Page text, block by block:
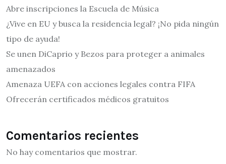
Abre inscripciones la Escuela de Música
¿Vive en EU y busca la residencia legal? ¡No pida ningún
tipo de ayuda!
Se unen DiCaprio y Bezos para proteger a animales
amenazados
Amenaza UEFA con acciones legales contra FIFA
Ofrecerán certificados médicos gratuitos
Comentarios recientes
No hay comentarios que mostrar.